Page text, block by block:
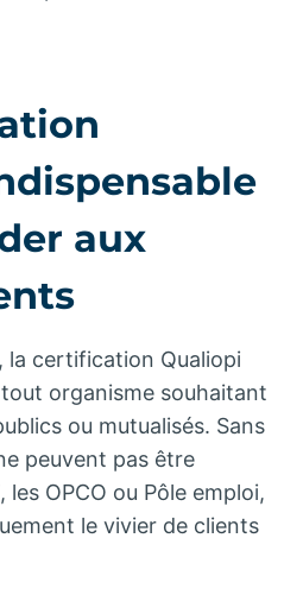
aux
la certification Qualiopi
organisme souhaitant
ou mutualisés. Sans
peuvent pas être
les OPCO ou Pôle emploi,
le vivier de clients